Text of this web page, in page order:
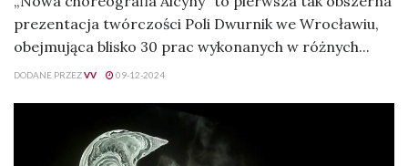
prezentacja twórczości Poli Dwurnik we Wrocławiu,
obejmująca blisko 30 prac wykonanych w różnych...
DODANE PRZEZVV 09-12-2024